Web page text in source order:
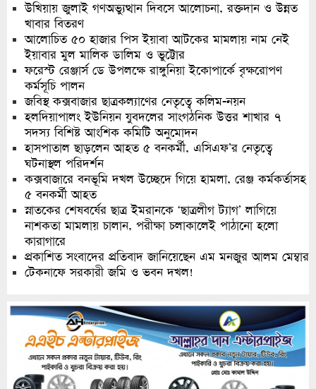
উখিয়ায় জুলাই গণঅভ্যুত্থান দিবসে আলোচনা, রক্তদান ও উন্নত
খাবার বিতরণ
আলোচিত ৫০ হাজার পিস ইয়াবা আটকের মামলায় নাম নেই
ইয়াবার মুল মালিক ডালিম ও ভুট্টোর
ফরেস্ট রেঞ্জার্স ডে উপলক্ষে রাঙ্গুনিয়া ইকোপার্কে বৃক্ষরোপণ
কর্মসূচি পালন
জবিস্থ কক্সবাজার ছাত্রকল্যাণের নেতৃত্বে কলিম-নয়ন
হলদিয়াপালং ইউনিয়ন যুবদলের সাংগঠনিক উত্তর শাখার ৭
সদস্য বিশিষ্ট আংশিক কমিটি অনুমোদন
হাসপাতাল ছাড়লেন আহত ৫ বনকর্মী, এসিএফ’র নেতৃত্বে
ঘটনাস্থল পরিদর্শন
কক্সবাজারে বনভূমি দখল উচ্ছেদে গিয়ে হামলা, রেঞ্জ কর্মকর্তাসহ
৫ বনকর্মী আহত
স্নাতকের শেষবর্ষের ছাত্র ইমরানকে ‘ছাত্রলীগ ট্যাগ’ লাগিয়ে
নাশকতা মামলায় চালান, পরীক্ষা চলাকালেই পাঠানো হলো
কারাগারে
প্রকাশিত সংবাদের প্রতিবাদ জানিয়েছেন এম মনজুর আলম মেম্বার
টেকনাফে সরকারী জমি ও ভবন দখল!